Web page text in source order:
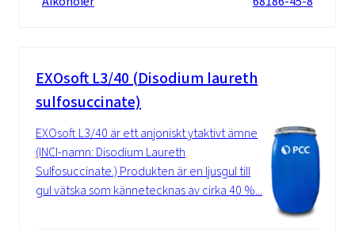
EXOsoft L3/40 (Disodium laureth
sulfosuccinate)
EXOsoft L3/40 är ett anjoniskt ytaktivt ämne
(INCI-namn: Disodium Laureth
Sulfosuccinate.) Produkten är en ljusgul till
gul vätska som kännetecknas av cirka 40 %...